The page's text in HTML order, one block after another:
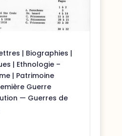
| Biographies |
| Ethnologie –
| Patrimoine
Guerre
— Guerres de